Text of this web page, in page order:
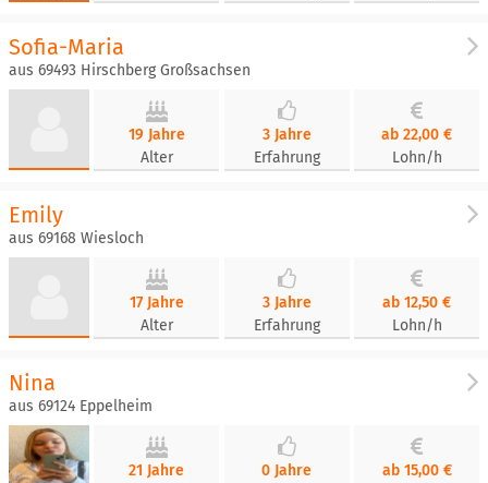
Sofia-Maria
aus 69493 Hirschberg Großsachsen
19 Jahre
Alter
3 Jahre
Erfahrung
ab 22,00 €
Lohn/h
Emily
aus 69168 Wiesloch
17 Jahre
Alter
3 Jahre
Erfahrung
ab 12,50 €
Lohn/h
Nina
aus 69124 Eppelheim
21 Jahre
0 Jahre
ab 15,00 €